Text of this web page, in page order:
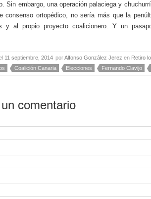
Sin embargo, una operación palaciega y
consenso ortopédico, no sería más que la
y al propio proyecto coalicionero. Y un
11 septiembre, 2014 porAlfonso González Jerez en Retiro
Coalición Canaria Elecciones Fernando Clavijo
comentario